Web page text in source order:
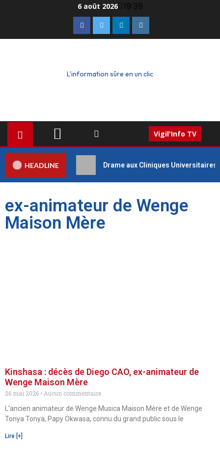
6 août 2026 19:39
L'information sûre en un clic
Vigil'Info TV
HEADLINE Drame aux Cliniques
ex-animateur de Wenge
Maison Mère
Kinshasa : décès de Diego CAO, ex-animateur de
Wenge Maison Mère
26 mai 2026
Aucun commentaire
L’ancien animateur de Wenge Musica Maison Mère et de Wenge
Tonya Tonya, Papy Okwasa, connu du grand public sous le
Lire [+]